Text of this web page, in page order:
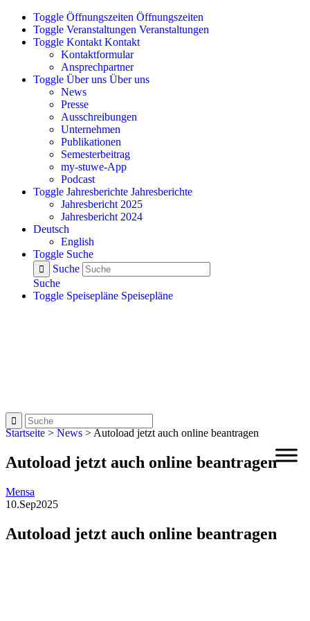
Zum
Inhalt
springen
Toggle Öffnungszeiten Öffnungszeiten
Toggle Veranstaltungen Veranstaltungen
Toggle Kontakt Kontakt
Kontaktformular
Ansprechpartner
Toggle Über uns Über uns
News
Presse
Ausschreibungen
Unternehmen
Publikationen
Semesterbeitrag
my-stuwe-App
Podcast
Toggle Jahresberichte Jahresberichte
Jahresbericht 2025
Jahresbericht 2024
Deutsch
English
Toggle Suche
Suche
Suche
Toggle Speisepläne Speisepläne
Startseite > News > Autoload jetzt auch online beantragen
Autoload jetzt auch online beantragen
Mensa
10.Sep2025
Autoload jetzt auch online beantragen